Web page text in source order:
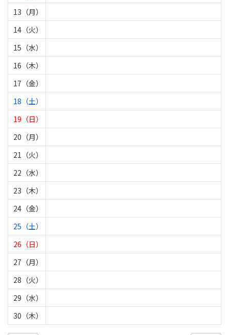
13（月）
14（火）
15（水）
16（木）
17（金）
18（土）
19（日）
20（月）
21（火）
22（水）
23（木）
24（金）
25（土）
26（日）
27（月）
28（火）
29（水）
30（木）